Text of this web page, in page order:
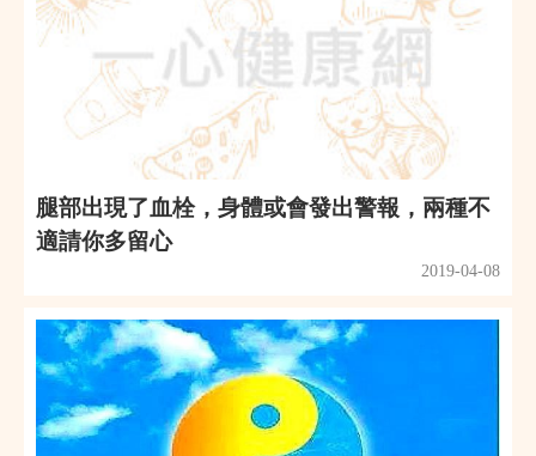
腿部出現了血栓，身體或會發出警報，兩種不
適請你多留心
2019-04-08